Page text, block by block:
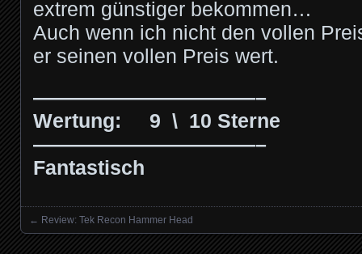
extrem günstiger bekommen…
Auch wenn ich nicht den vollen
er seinen vollen Preis wert.
———————————–
Wertung: 9 \ 10 Sterne
———————————–
Fantastisch
Posts navigation
← Review: Tek Recon Hammer Head